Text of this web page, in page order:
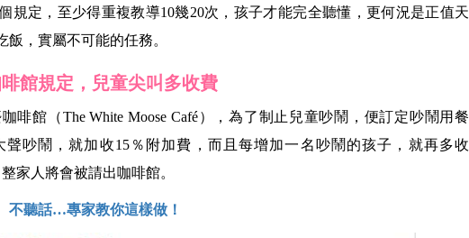
規定，至少得重複教導10幾20次，孩子才能完全聽懂，更何況是正值天
，實屬不可能的任務。
館規定，兒童尖叫多收費
啡館（The White Moose Café），為了制止兒童吵鬧，便訂定吵鬧用餐
吵鬧，就加收15％附加費，而且每增加一名吵鬧的孩子，就再多收
家人將會被請出咖啡館。
不聽話…專家教你這樣做！